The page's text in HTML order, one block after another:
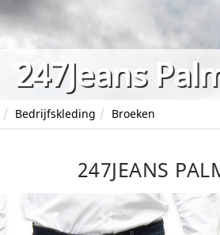
247Jeans
Bedrijfskleding Broeken
247JEANS